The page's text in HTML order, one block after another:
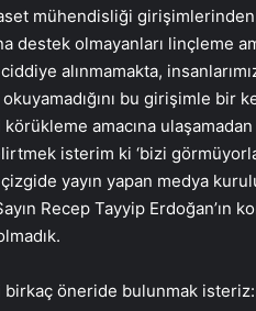
mühendisliği
destek olmayanları linçleme
alınmamakta,
bu girişimle bir
körükleme amacına
isterim ki ‘bizi
yayın yapan medya
Recep Tayyip Erdoğan’ın
öneride bulunmak